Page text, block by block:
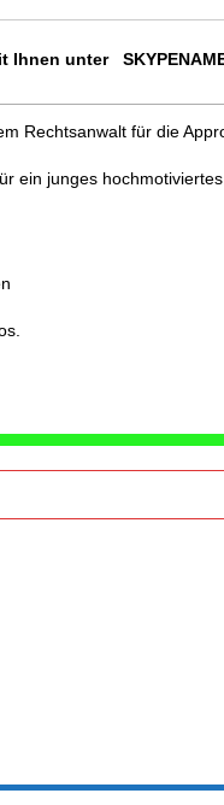
Ihnen unter
Rechtsanwalt für die
ein junges hochmotiviertes